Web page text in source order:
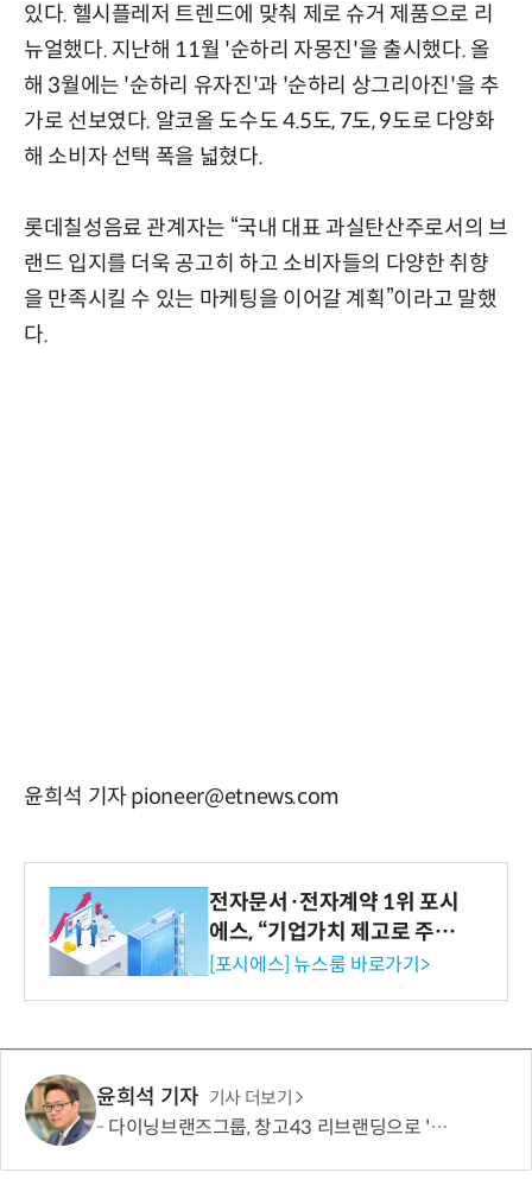
있다. 헬시플레저 트렌드에 맞춰 제로 슈거 제품으로 리
뉴얼했다. 지난해 11월 '순하리 자몽진'을 출시했다. 올
해 3월에는 '순하리 유자진'과 '순하리 상그리아진'을 추
가로 선보였다. 알코올 도수도 4.5도, 7도, 9도로 다양화
해 소비자 선택 폭을 넓혔다.
롯데칠성음료 관계자는 “국내 대표 과실탄산주로서의 브
랜드 입지를 더욱 공고히 하고 소비자들의 다양한 취향
을 만족시킬 수 있는 마케팅을 이어갈 계획”이라고 말했
다.
윤희석 기자 pioneer@etnews.com
전자문서·전자계약 1위 포시
에스, “기업가치 제고로 주주
환원 강화” 계획 공시
[포시에스] 뉴스룸 바로가기>
윤희석 기자 기사 더보기
다이닝브랜즈그룹, 창고43 리브랜딩으로 '레드닷 디자인 어워드' 본상